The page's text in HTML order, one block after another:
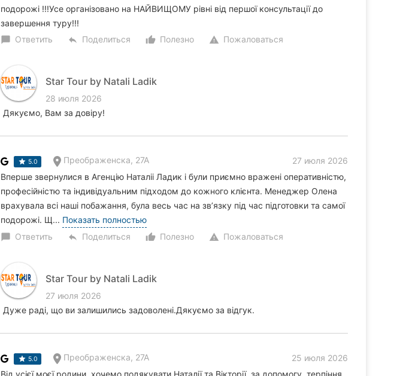
подорожі !!!Усе організовано на НАЙВИЩОМУ рівні від першої консультації до
завершення туру!!!
chat_bubble Ответить reply Поделиться thumb_up_alt
Полезно warning Пожаловаться
Star Tour by Natali Ladik
28 июля 2026
Дякуємо, Вам за довіру!
5.0 Преображенска, 27А
27 июля 2026
Вперше звернулися в Агенцію Наталіі Ладик і були приємно вражені оперативністю,
професійністю та індивідуальним підходом до кожного клієнта. Менеджер Олена
врахувала всі наші побажання, була весь час на звʼязку під час підготовки та самої
подорожі. Щ... Показать полностью
chat_bubble Ответить reply Поделиться thumb_up_alt
Полезно warning Пожаловаться
Star Tour by Natali Ladik
27 июля 2026
Дуже раді, що ви залишились задоволені.Дякуємо за відгук.
5.0 Преображенска, 27А
25 июля 2026
Від усієї моєї родини, хочемо подякувати Наталії та Вікторії, за допомогу, терпіння,